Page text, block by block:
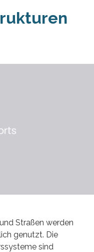
Straßen werden
genutzt. Die
sind